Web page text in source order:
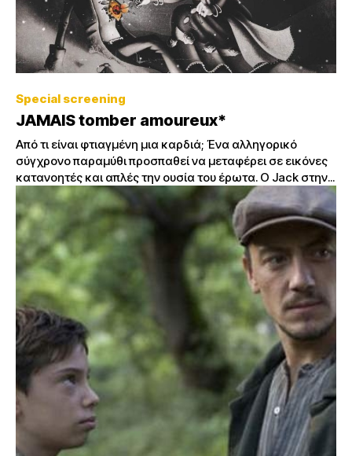
Special screening
JAMAIS tomber amoureux*
Από τι είναι φτιαγμένη μια καρδιά; Ένα αλληγορικό
σύγχρονο παραμύθι προσπαθεί να μεταφέρει σε εικόνες
κατανοητές και απλές την ουσία του έρωτα. Ο Jack στην...